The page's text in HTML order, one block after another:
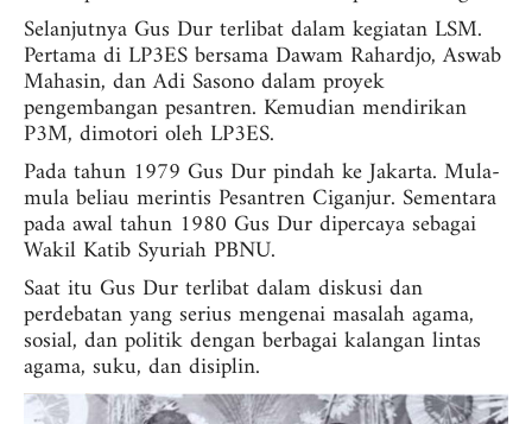
Selanjutnya Gus Dur terlibat dalam kegiatan LSM.
Pertama di LP3ES bersama Dawam Rahardjo, Aswab
Mahasin, dan Adi Sasono dalam proyek
pengembangan pesantren. Kemudian mendirikan
P3M, dimotori oleh LP3ES.
Pada tahun 1979 Gus Dur pindah ke Jakarta. Mula-
mula beliau merintis Pesantren Ciganjur. Sementara
pada awal tahun 1980 Gus Dur dipercaya sebagai
Wakil Katib Syuriah PBNU.
Saat itu Gus Dur terlibat dalam diskusi dan
perdebatan yang serius mengenai masalah agama,
sosial, dan politik dengan berbagai kalangan lintas
agama, suku, dan disiplin.